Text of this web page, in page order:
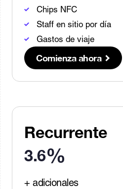
Sign In
Chips NFC
Staff en sitio por día
Gastos de viaje
Comienza ahora
Recurrente
+ adicionales
3.6%